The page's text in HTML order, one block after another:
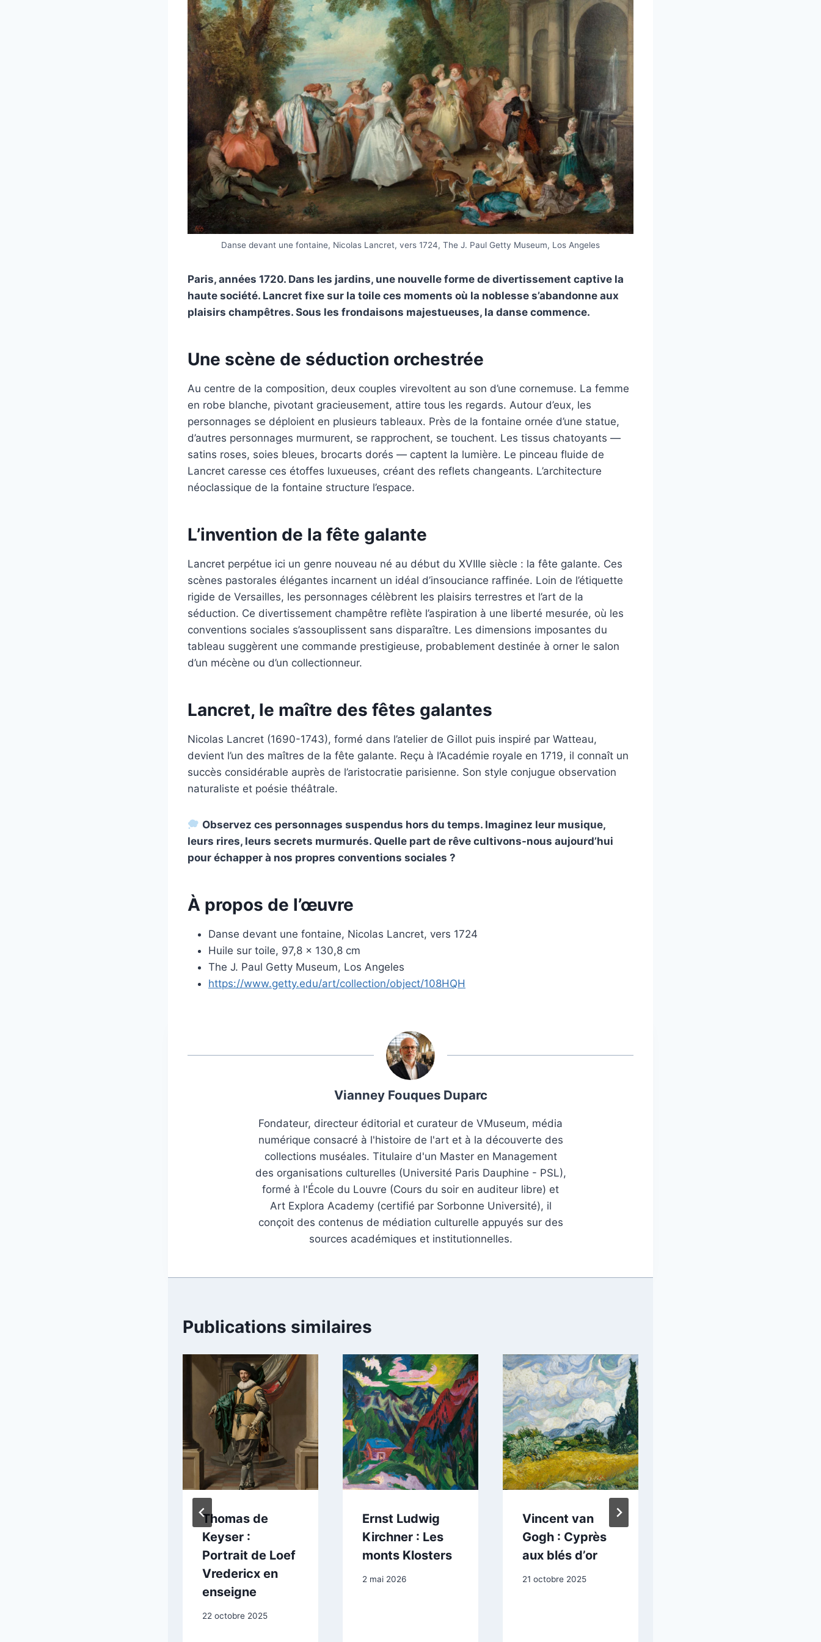
Danse devant une fontaine, Nicolas Lancret, vers 1724, The J. Paul Getty Museum, Los Angeles
Paris, années 1720. Dans les jardins, une nouvelle forme de divertissement captive la
haute société. Lancret fixe sur la toile ces moments où la noblesse s’abandonne aux
plaisirs champêtres. Sous les frondaisons majestueuses, la danse commence.
Une scène de séduction orchestrée
Au centre de la composition, deux couples virevoltent au son d’une cornemuse. La femme
en robe blanche, pivotant gracieusement, attire tous les regards. Autour d’eux, les
personnages se déploient en plusieurs tableaux. Près de la fontaine ornée d’une statue,
d’autres personnages murmurent, se rapprochent, se touchent. Les tissus chatoyants —
satins roses, soies bleues, brocarts dorés — captent la lumière. Le pinceau fluide de
Lancret caresse ces étoffes luxueuses, créant des reflets changeants. L’architecture
néoclassique de la fontaine structure l’espace.
L’invention de la fête galante
Lancret perpétue ici un genre nouveau né au début du XVIIIe siècle : la fête galante. Ces
scènes pastorales élégantes incarnent un idéal d’insouciance raffinée. Loin de l’étiquette
rigide de Versailles, les personnages célèbrent les plaisirs terrestres et l’art de la
séduction. Ce divertissement champêtre reflète l’aspiration à une liberté mesurée, où les
conventions sociales s’assouplissent sans disparaître. Les dimensions imposantes du
tableau suggèrent une commande prestigieuse, probablement destinée à orner le salon
d’un mécène ou d’un collectionneur.
Lancret, le maître des fêtes galantes
Nicolas Lancret (1690-1743), formé dans l’atelier de Gillot puis inspiré par Watteau,
devient l’un des maîtres de la fête galante. Reçu à l’Académie royale en 1719, il connaît un
succès considérable auprès de l’aristocratie parisienne. Son style conjugue observation
naturaliste et poésie théâtrale.
Observez ces personnages suspendus hors du temps. Imaginez leur musique,
leurs rires, leurs secrets murmurés. Quelle part de rêve cultivons-nous aujourd’hui
pour échapper à nos propres conventions sociales ?
À propos de l’œuvre
Danse devant une fontaine, Nicolas Lancret, vers 1724
Huile sur toile, 97,8 × 130,8 cm
The J. Paul Getty Museum, Los Angeles
https://www.getty.edu/art/collection/object/108HQH
Vianney Fouques Duparc
Fondateur, directeur éditorial et curateur de VMuseum, média
numérique consacré à l'histoire de l'art et à la découverte des
collections muséales. Titulaire d'un Master en Management
des organisations culturelles (Université Paris Dauphine - PSL),
formé à l'École du Louvre (Cours du soir en auditeur libre) et
Art Explora Academy (certifié par Sorbonne Université), il
conçoit des contenus de médiation culturelle appuyés sur des
sources académiques et institutionnelles.
Publications similaires
Thomas de
Keyser :
Portrait de Loef
Vredericx en
enseigne
22 octobre 2025
Ernst Ludwig
Kirchner : Les
monts Klosters
2 mai 2026
Vincent van
Gogh : Cyprès
aux blés d’or
21 octobre 2025